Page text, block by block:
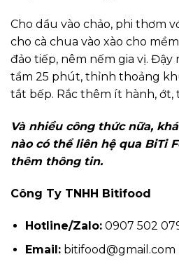
Cho dầu vào chảo, phi thơm
cho cà chua vào xào cho
đảo tiếp, nêm nếm gia vị. Đậy
tầm 25 phút, thỉnh thoảng
tắt bếp. Rắc thêm ít hành, ớt,
Và nhiều công thức nữa,
nào có thể liên hệ qua BiTi
thêm thông tin.
Công Ty TNHH Bitifood
Hotline/Zalo:0907 502
Email:bitifood@gmail.com